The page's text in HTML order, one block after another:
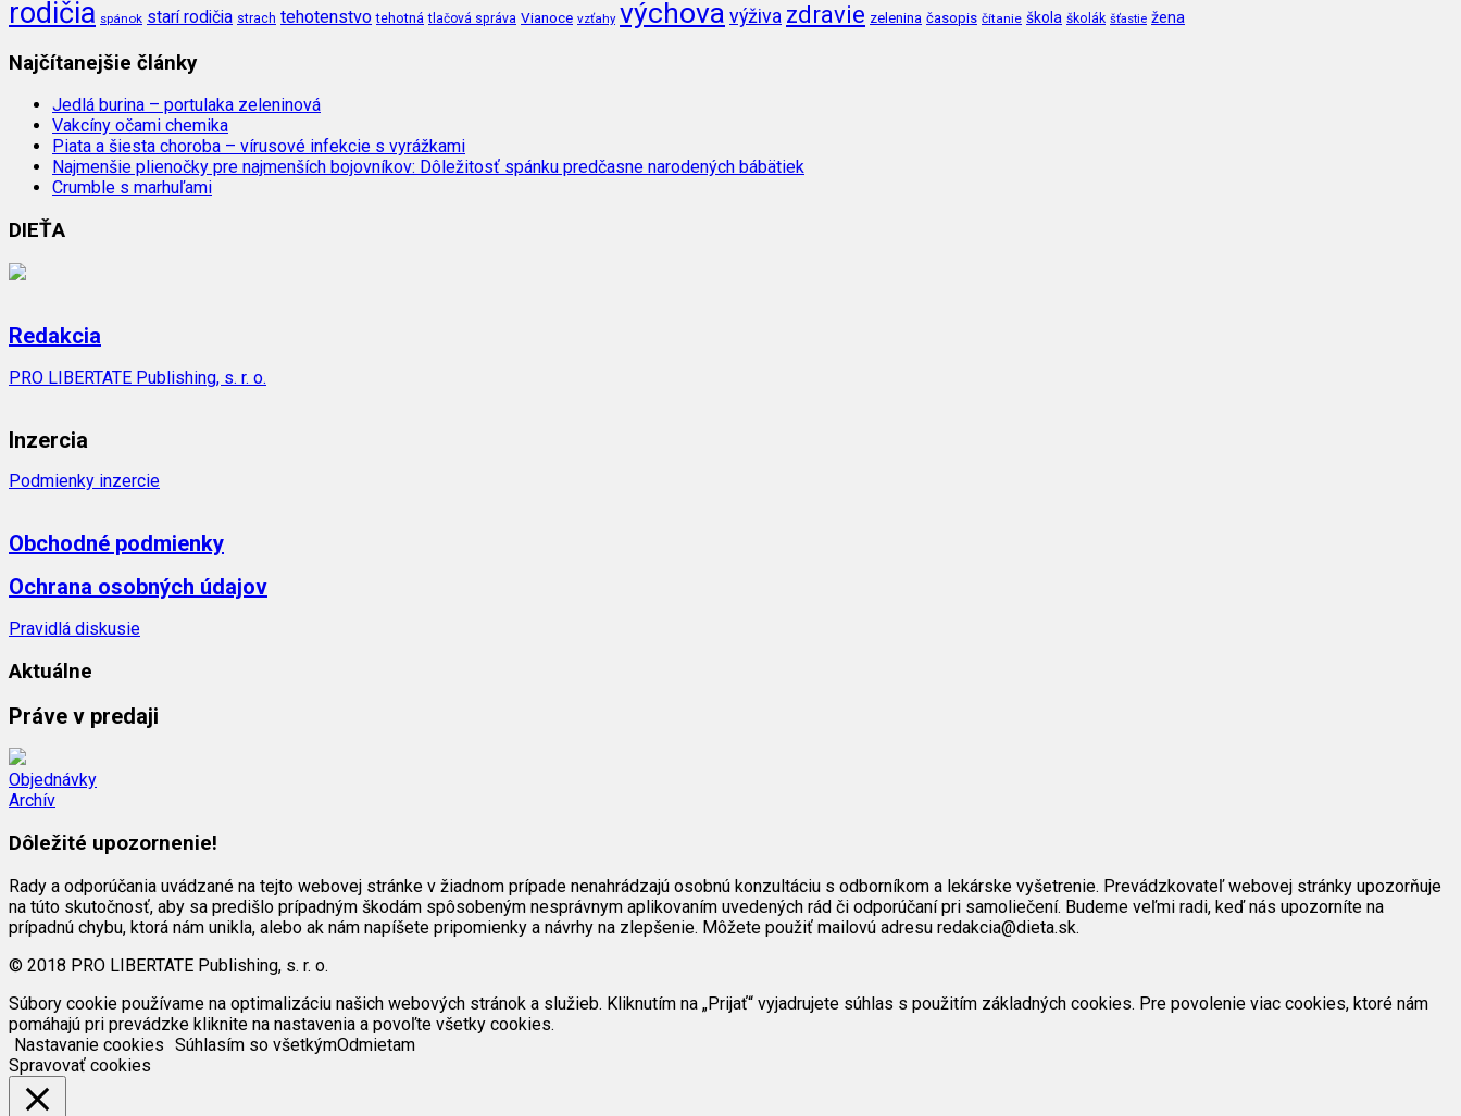
rodičia spánok starí rodičia strach tehotenstvo tehotná tlačová správa Vianoce vzťahy výchova výživa zdravie zelenina časopis čítanie škola školák šťastie žena
Najčítanejšie články
Jedlá burina – portulaka zeleninová
Vakcíny očami chemika
Piata a šiesta choroba – vírusové infekcie s vyrážkami
Najmenšie plienočky pre najmenších bojovníkov: Dôležitosť spánku predčasne narodených bábätiek
Crumble s marhuľami
DIEŤA
Redakcia
PRO LIBERTATE Publishing, s. r. o.
Inzercia
Podmienky inzercie
Obchodné podmienky
Ochrana osobných údajov
Pravidlá diskusie
Aktuálne
Práve v predaji
Objednávky
Archív
Dôležité upozornenie!
Rady a odporúčania uvádzané na tejto webovej stránke v žiadnom prípade nenahrádzajú osobnú konzultáciu s odborníkom a lekárske vyšetrenie. Prevádzkovateľ webovej stránky upozorňuje
na túto skutočnosť, aby sa predišlo prípadným škodám spôsobeným nesprávnym aplikovaním uvedených rád či odporúčaní pri samoliečení. Budeme veľmi radi, keď nás upozorníte na
prípadnú chybu, ktorá nám unikla, alebo ak nám napíšete pripomienky a návrhy na zlepšenie. Môžete použiť mailovú adresu redakcia@dieta.sk.
© 2018 PRO LIBERTATE Publishing, s. r. o.
Súbory cookie používame na optimalizáciu našich webových stránok a služieb. Kliknutím na „Prijať“ vyjadrujete súhlas s použitím základných cookies. Pre povolenie viac cookies, ktoré nám
pomáhajú pri prevádzke kliknite na nastavenia a povoľte všetky cookies.
Nastavanie cookies Súhlasím so všetkýmOdmietam
Spravovať cookies